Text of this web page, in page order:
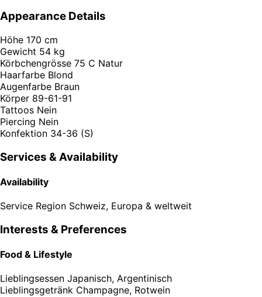
Appearance Details
Höhe 170 cm
Gewicht 54 kg
Körbchengrösse 75 C Natur
Haarfarbe Blond
Augenfarbe Braun
Körper 89-61-91
Tattoos Nein
Piercing Nein
Konfektion 34-36 (S)
Services & Availability
Availability
Service Region Schweiz, Europa & weltweit
Interests & Preferences
Food & Lifestyle
Lieblingsessen Japanisch, Argentinisch
Lieblingsgetränk Champagne, Rotwein